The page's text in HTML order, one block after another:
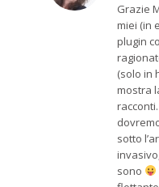
Grazie
miei (in
plugin
(solo in
mostra
sotto
sono